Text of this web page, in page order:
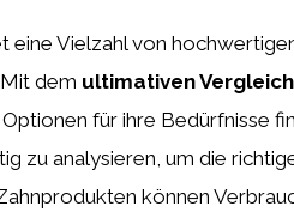
eine Vielzahl von
dem ultimativen Vergleich
für ihre Bedürfnisse
zu analysieren, um die
können